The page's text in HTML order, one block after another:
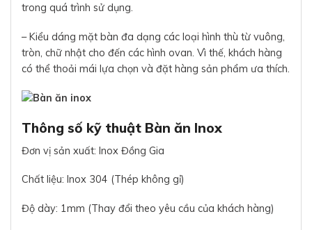
trong quá trình sử dụng.
– Kiểu dáng mặt bàn đa dạng các loại hình thù từ vuông,
tròn, chữ nhật cho đến các hình ovan. Vì thế, khách hàng
có thể thoải mái lựa chọn và đặt hàng sản phẩm ưa thích.
Thông số kỹ thuật Bàn ăn Inox
Đơn vị sản xuất: Inox Đồng Gia
Chất liệu: Inox 304 (Thép không gỉ)
Độ dày: 1mm (Thay đổi theo yêu cầu của khách hàng)